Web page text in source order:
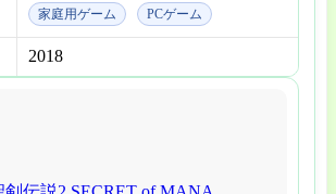
家庭用ゲーム PCゲーム
2018